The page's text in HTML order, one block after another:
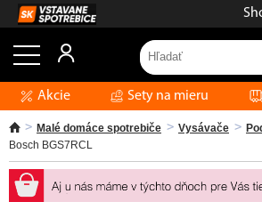
Akcie Sety na mieru
Malé domáce spotrebiče Vysávače
Bosch BGS7RCL